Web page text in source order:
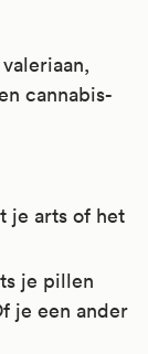
cannabis-
je arts of het
je pillen
je een ander